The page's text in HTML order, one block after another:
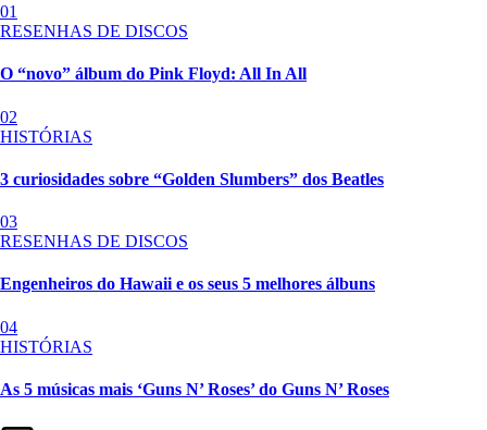
01
RESENHAS DE DISCOS
O “novo” álbum do Pink Floyd: All In All
02
HISTÓRIAS
3 curiosidades sobre “Golden Slumbers” dos Beatles
03
RESENHAS DE DISCOS
Engenheiros do Hawaii e os seus 5 melhores álbuns
04
HISTÓRIAS
As 5 músicas mais ‘Guns N’ Roses’ do Guns N’ Roses